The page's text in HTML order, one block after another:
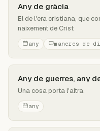
Any de gràcia
El de l'era cristiana, que
naixement de Crist
any maneres de
Any de guerres, any
Una cosa porta l'altra.
any